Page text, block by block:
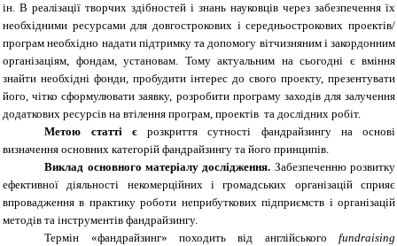
ін. В реалізації творчих здібностей і знань науковців через забезпечення їх
необхідними ресурсами для довгострокових і середньострокових проектів/
програм необхідно надати підтримку та допомогу вітчизняним і закордонним
організаціям, фондам, установам. Тому актуальним на сьогодні є вміння
знайти необхідні фонди, пробудити інтерес до свого проекту, презентувати
його, чітко сформулювати заявку, розробити програму заходів для залучення
додаткових ресурсів на втілення програм, проектів та дослідних робіт.
Метою статті єрозкриття сутності фандрайзингу на основі
визначення основних категорій фандрайзингу та його принципів.
Виклад основного матеріалу дослідження. Забезпеченню розвитку
ефективної діяльності некомерційних і громадських організацій сприяє
впровадження в практику роботи неприбуткових підприємств і організацій
методів та інструментів фандрайзингу.
Термін «фандрайзинг» походить від англійського fundraising